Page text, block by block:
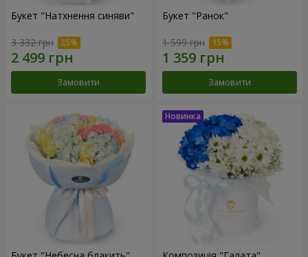
Букет "Натхнення синяви"
3 332 грн
Замовити
Букет "Ранок"
1 599 грн
Замовити